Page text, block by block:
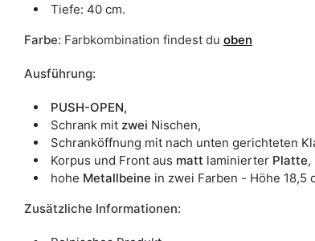
Tiefe: 40 cm.
Farbe: Farbkombination findest du oben
Ausführung:
PUSH-OPEN,
Schrank mit zwei Nischen,
Schranköffnung mit nach unten gerichteten
Korpus und Front aus matt laminierter Platte,
hohe Metallbeine in zwei Farben - Höhe 18,5
Zusätzliche Informationen: